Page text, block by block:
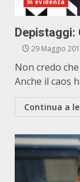
In evidenza
Depistaggi:
29 Maggio
Non credo
Anche il caos
Continua a